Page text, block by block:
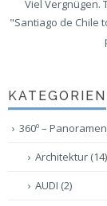
Viel Vergnügen.
"Santiago de Chile
KATEGORIEN
360º – Panoramen
Architektur (14)
AUDI (2)